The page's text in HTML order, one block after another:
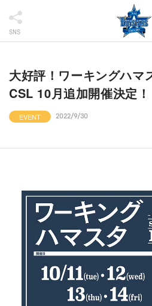
SNS
大好評！ワーキングハ
CSL 10月追加開催決定！
EVENT 2022/9/30